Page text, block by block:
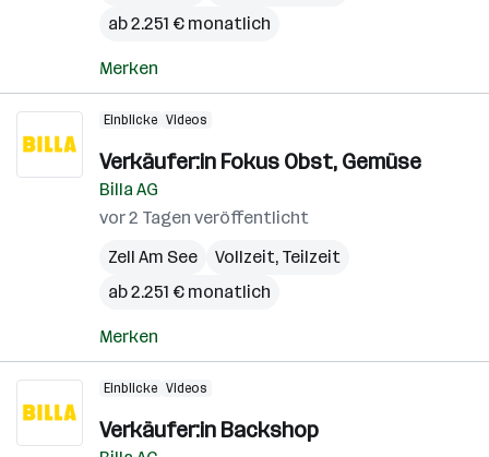
ab 2.251 € monatlich
Merken
Einblicke Videos
Verkäufer:in Fokus Obst, Gemüse
Billa AG
vor 2 Tagen veröffentlicht
Zell Am See
Vollzeit, Teilzeit
ab 2.251 € monatlich
Merken
Einblicke Videos
Verkäufer:in Backshop